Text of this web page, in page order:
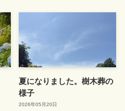
夏になりました。樹木葬の
様子
2026年05月20日